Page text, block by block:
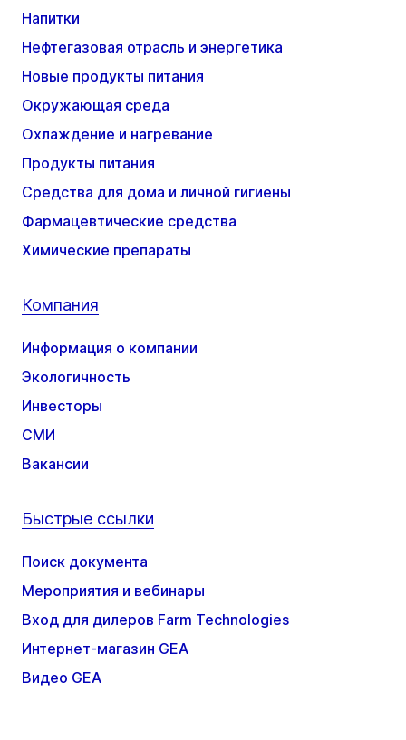
Напитки
Нефтегазовая отрасль и энергетика
Новые продукты питания
Окружающая среда
Охлаждение и нагревание
Продукты питания
Средства для дома и личной гигиены
Фармацевтические средства
Химические препараты
Компания
Информация о компании
Экологичность
Инвесторы
СМИ
Вакансии
Быстрые ссылки
Поиск документа
Мероприятия и вебинары
Вход для дилеров Farm Technologies
Интернет-магазин GEA
Видео GEA